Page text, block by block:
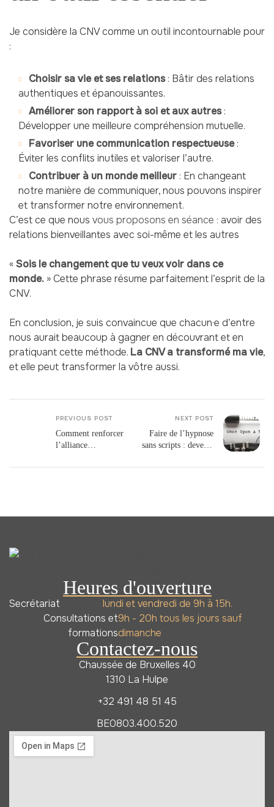
Je considère la CNV comme un outil incontournable pour
:
Choisir sa vie et ses relations: Bâtir des relations
authentiques et épanouissantes.
Améliorer son rapport à soi et aux autres:
Développer une meilleure compréhension mutuelle.
Favoriser une communication respectueuse:
Éviter les conflits inutiles et valoriser l’autre.
Contribuer à un monde meilleur : En changeant
notre manière de communiquer, nous pouvons inspirer
et transformer notre environnement.
C’est ce que nous vous proposons en séance : avoir des
relations bienveillantes avec soi-même et les autres
«Sois le changement que tu veux voir dans ce
monde. » Cette phrase résume parfaitement l’esprit de la
CNV.
En conclusion, je suis convaincue que chacun·e d’entre
nous aurait beaucoup à gagner en découvrant et en
pratiquant cette méthode. La CNV a transformé ma vie,
et elle peut transformer la vôtre aussi.
PREVIOUS POST
Comment renforcer
l’alliance
NEXT POST
Faire de l’hypnose
sans scripts : devenir
Contactez-nous
Chaussée de Bruxelles 40
1310 La Hulpe
+32 491 48 51 45
BE0803.400.520
Heures d'ouverture
Secrétariat
lundi et vendredi de 9h à 15h.
Consultations et
formations
9h - 20h tous les jours sauf
dimanche